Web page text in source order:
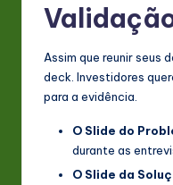
Assim que reunir seus
deck. Investidores
para a evidência.
O Slide do
durante as
O Slide da